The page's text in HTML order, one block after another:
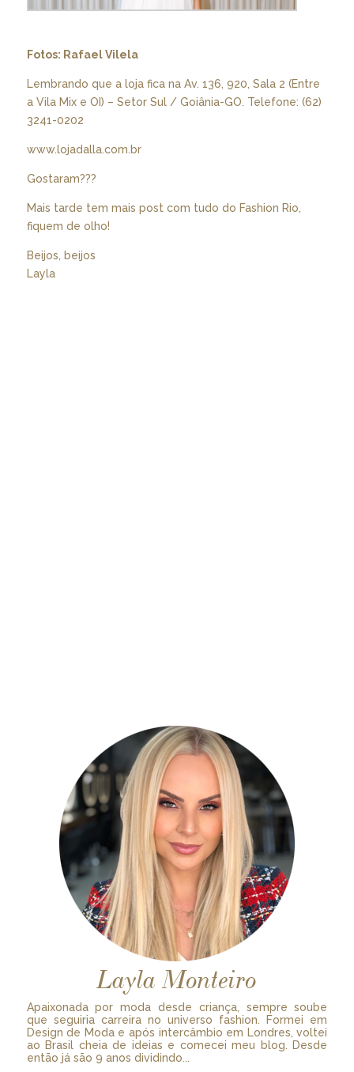
Fotos: Rafael Vilela
Lembrando que a loja fica na Av. 136, 920, Sala 2 (Entre
a Vila Mix e OI) – Setor Sul / Goiânia-GO. Telefone: (62)
3241-0202
www.lojadalla.com.br
Gostaram???
Mais tarde tem mais post com tudo do Fashion Rio,
fiquem de olho!
Beijos, beijos
Layla
Layla Monteiro
Apaixonada por moda desde criança, sempre soube
que seguiria carreira no universo fashion. Formei em
Design de Moda e após intercâmbio em Londres, voltei
ao Brasil cheia de ideias e comecei meu blog. Desde
então já são 9 anos dividindo...